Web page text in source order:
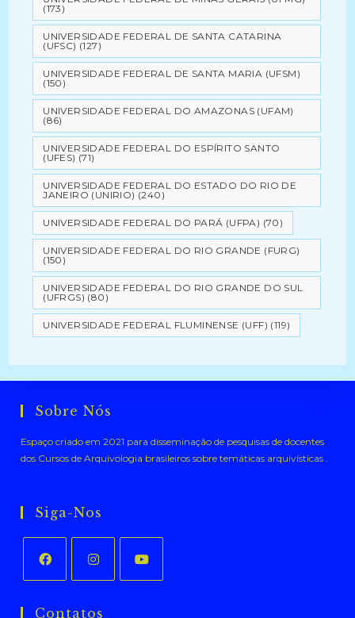
(173)
UNIVERSIDADE FEDERAL DE SANTA CATARINA
(UFSC) (127)
UNIVERSIDADE FEDERAL DE SANTA MARIA (UFSM)
(150)
UNIVERSIDADE FEDERAL DO AMAZONAS (UFAM)
(86)
UNIVERSIDADE FEDERAL DO ESPÍRITO SANTO
(UFES) (71)
UNIVERSIDADE FEDERAL DO ESTADO DO RIO DE
JANEIRO (UNIRIO) (240)
UNIVERSIDADE FEDERAL DO PARÁ (UFPA) (70)
UNIVERSIDADE FEDERAL DO RIO GRANDE (FURG)
(150)
UNIVERSIDADE FEDERAL DO RIO GRANDE DO SUL
(UFRGS) (80)
UNIVERSIDADE FEDERAL FLUMINENSE (UFF) (119)
Sobre Nós
Espaço criado em 2021 para disseminação de pesquisas de docentes
dos Cursos de Arquivologia brasileiros sobre temáticas arquivísticas .
Siga-Nos
em
em
Contatos